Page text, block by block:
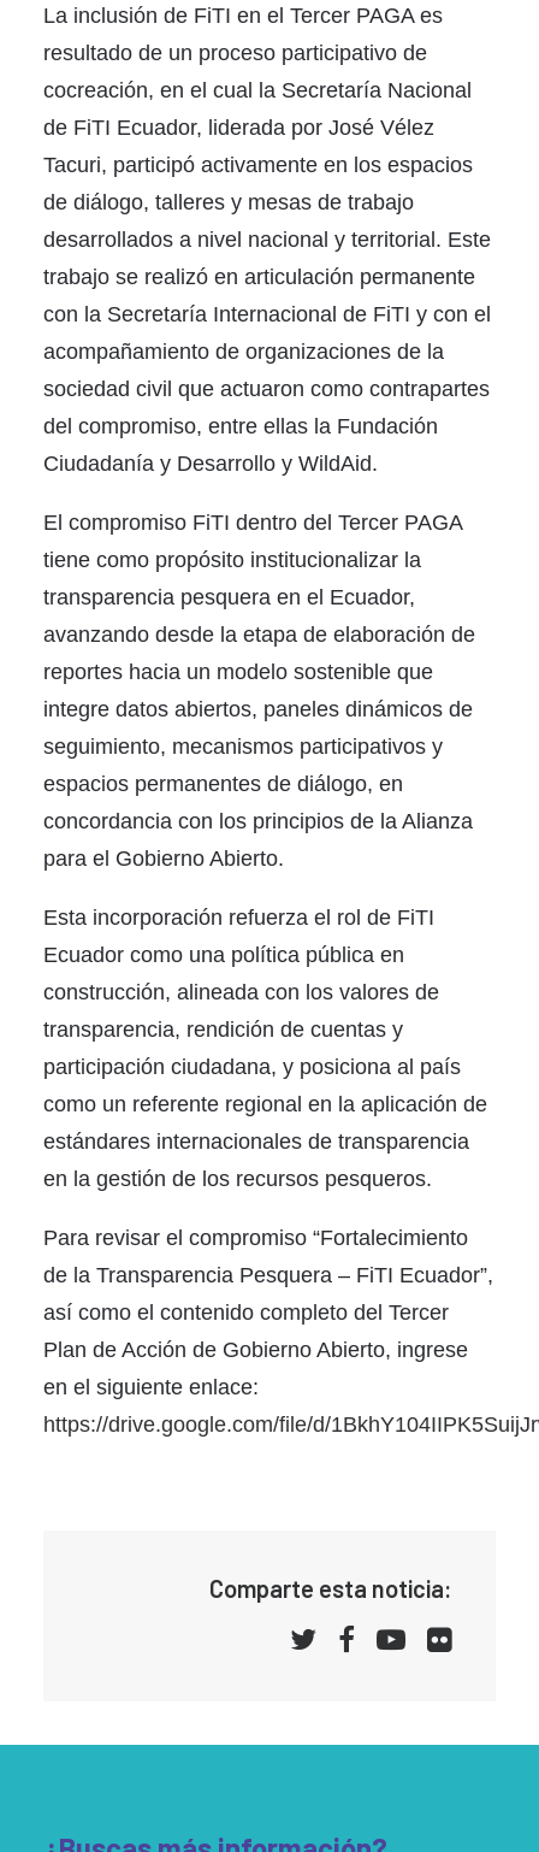
La inclusión de FiTI en el Tercer PAGA es
resultado de un proceso participativo de
cocreación, en el cual la Secretaría Nacional
de FiTI Ecuador, liderada por José Vélez
Tacuri, participó activamente en los espacios
de diálogo, talleres y mesas de trabajo
desarrollados a nivel nacional y territorial. Este
trabajo se realizó en articulación permanente
con la Secretaría Internacional de FiTI y con el
acompañamiento de organizaciones de la
sociedad civil que actuaron como contrapartes
del compromiso, entre ellas la Fundación
Ciudadanía y Desarrollo y WildAid.
El compromiso FiTI dentro del Tercer PAGA
tiene como propósito institucionalizar la
transparencia pesquera en el Ecuador,
avanzando desde la etapa de elaboración de
reportes hacia un modelo sostenible que
integre datos abiertos, paneles dinámicos de
seguimiento, mecanismos participativos y
espacios permanentes de diálogo, en
concordancia con los principios de la Alianza
para el Gobierno Abierto.
Esta incorporación refuerza el rol de FiTI
Ecuador como una política pública en
construcción, alineada con los valores de
transparencia, rendición de cuentas y
participación ciudadana, y posiciona al país
como un referente regional en la aplicación de
estándares internacionales de transparencia
en la gestión de los recursos pesqueros.
Para revisar el compromiso “Fortalecimiento
de la Transparencia Pesquera – FiTI Ecuador”,
así como el contenido completo del Tercer
Plan de Acción de Gobierno Abierto, ingrese
en el siguiente enlace:
https://drive.google.com/file/d/
Comparte esta noticia: